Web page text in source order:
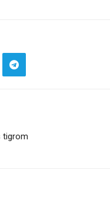
tigrom